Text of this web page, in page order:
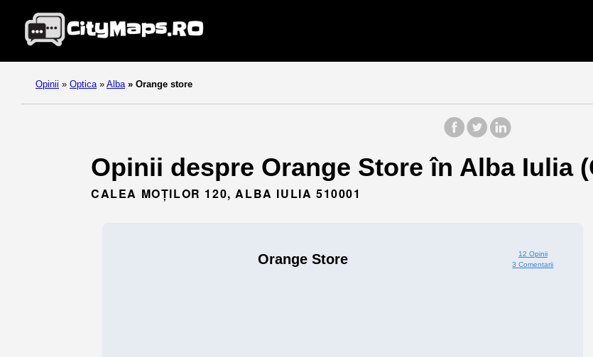
Opinii » Optica » Alba » Orange store
Opinii despre Orange Store în Alba Iulia
CALEA MOȚILOR 120, ALBA IULIA 510001
Orange Store
12 Opinii
3 Comentarii